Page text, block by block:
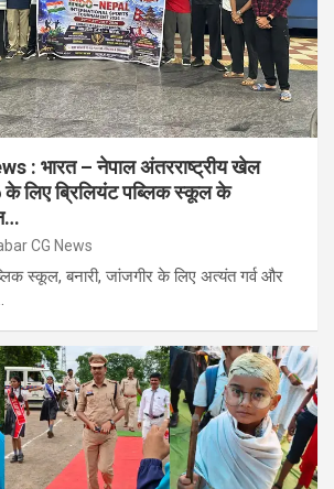
: भारत – नेपाल अंतरराष्ट्रीय खेल
के लिए ब्रिलियंट पब्लिक स्कूल के
CG News
स्कूल, बनारी, जांजगीर के लिए अत्यंत गर्व और